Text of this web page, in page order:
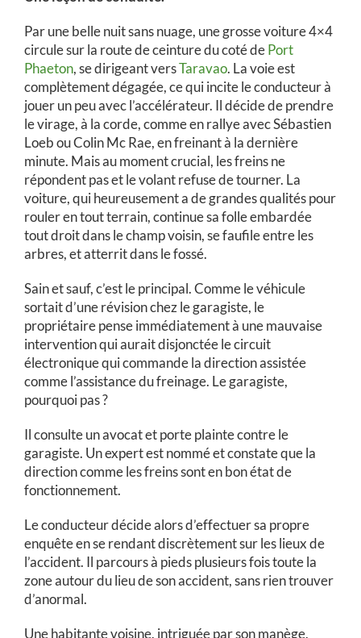
Par une belle nuit sans nuage, une grosse voiture 4×4
circule sur la route de ceinture du coté dePort
Phaeton, se dirigeant versTaravao. La voie est
complètement dégagée, ce qui incite le conducteur à
jouer un peu avec l’accélérateur. Il décide de prendre
le virage, à la corde, comme en rallye avec Sébastien
Loeb ou Colin Mc Rae, en freinant à la dernière
minute. Mais au moment crucial, les freins ne
répondent pas et le volant refuse de tourner. La
voiture, qui heureusement a de grandes qualités pour
rouler en tout terrain, continue sa folle embardée
tout droit dans le champ voisin, se faufile entre les
arbres, et atterrit dans le fossé.
Sain et sauf, c’est le principal. Comme le véhicule
sortait d’une révision chez le garagiste, le
propriétaire pense immédiatement à une mauvaise
intervention qui aurait disjonctée le circuit
électronique qui commande la direction assistée
comme l’assistance du freinage. Le garagiste,
pourquoi pas ?
Il consulte un avocat et porte plainte contre le
garagiste. Un expert est nommé et constate que la
direction comme les freins sont en bon état de
fonctionnement.
Le conducteur décide alors d’effectuer sa propre
enquête en se rendant discrètement sur les lieux de
l’accident. Il parcours à pieds plusieurs fois toute la
zone autour du lieu de son accident, sans rien trouver
d’anormal.
Une habitante voisine, intriguée par son manège,